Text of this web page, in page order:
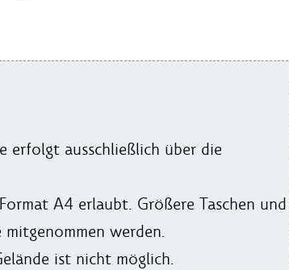
erfolgt ausschließlich über die
A4 erlaubt. Größere Taschen und
werden.
ist nicht möglich.